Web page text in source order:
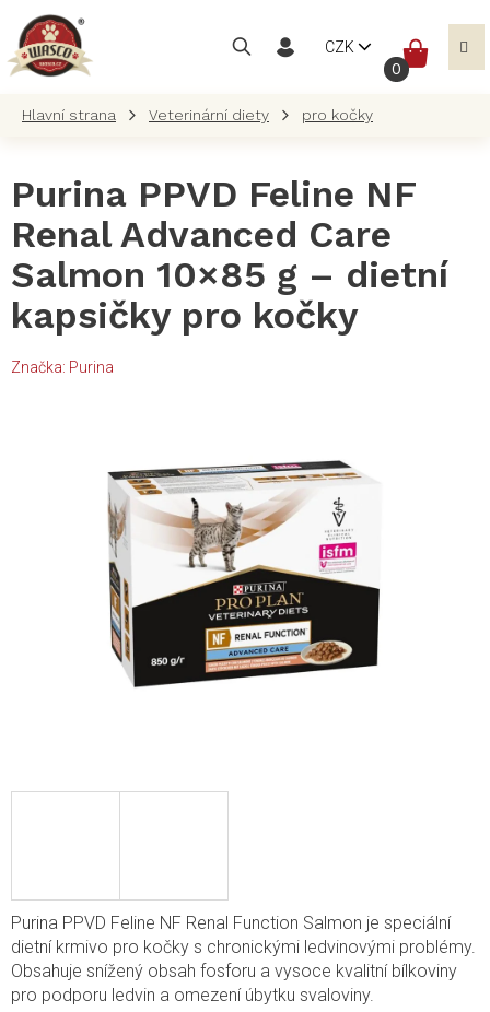
obsah
CZK
Veterinární diety pro kočky
Purina PPVD Feline NF
Renal Advanced Care
Salmon 10×85 g – dietní
kapsičky pro kočky
Značka: Purina
Purina PPVD Feline NF Renal Function Salmon je speciální
dietní krmivo pro kočky s chronickými ledvinovými problémy.
Obsahuje snížený obsah fosforu a vysoce kvalitní bílkoviny
pro podporu ledvin a omezení úbytku svaloviny.